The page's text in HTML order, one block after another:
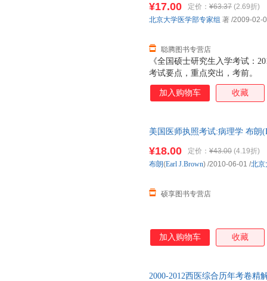
选购！
《全国硕士研究生入学考试：
考试要点，重点突出，考前。
¥17.00 定价： ¥63.37 (2.69折)
聪腾图书专营店
北京大学医学部专家组 著 /2009-02-
加入购物车 收藏
美国医师执照考试:病理学 布朗
¥18.00 定价： ¥43.00 (4.19折)
硕享图书专营店
布朗(Earl J.Brown) /2010-06-01 /北京
加入购物车 收藏
2000-2012西医综合历年考卷精